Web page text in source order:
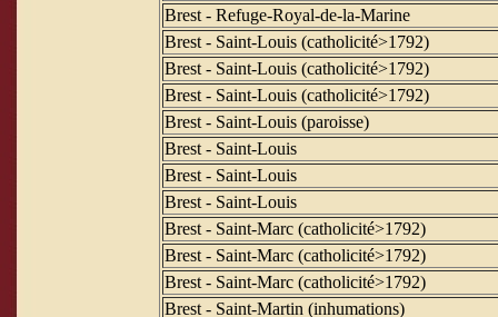
Brest - Refuge-Royal-de-la-Marine
Brest - Saint-Louis (catholicité>1792)
Brest - Saint-Louis (catholicité>1792)
Brest - Saint-Louis (catholicité>1792)
Brest - Saint-Louis (paroisse)
Brest - Saint-Louis
Brest - Saint-Louis
Brest - Saint-Louis
Brest - Saint-Marc (catholicité>1792)
Brest - Saint-Marc (catholicité>1792)
Brest - Saint-Marc (catholicité>1792)
Brest - Saint-Martin (inhumations)